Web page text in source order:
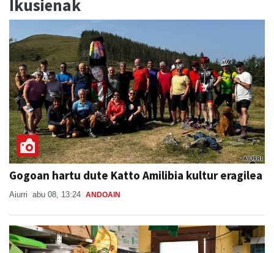
Ikusienak
Gogoan hartu dute Katto Amilibia kultur eragilea
Aiurri abu 08, 13:24 ANDOAIN